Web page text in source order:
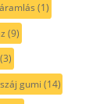
áramlás (1)
(9)
(3)
gumi (14)